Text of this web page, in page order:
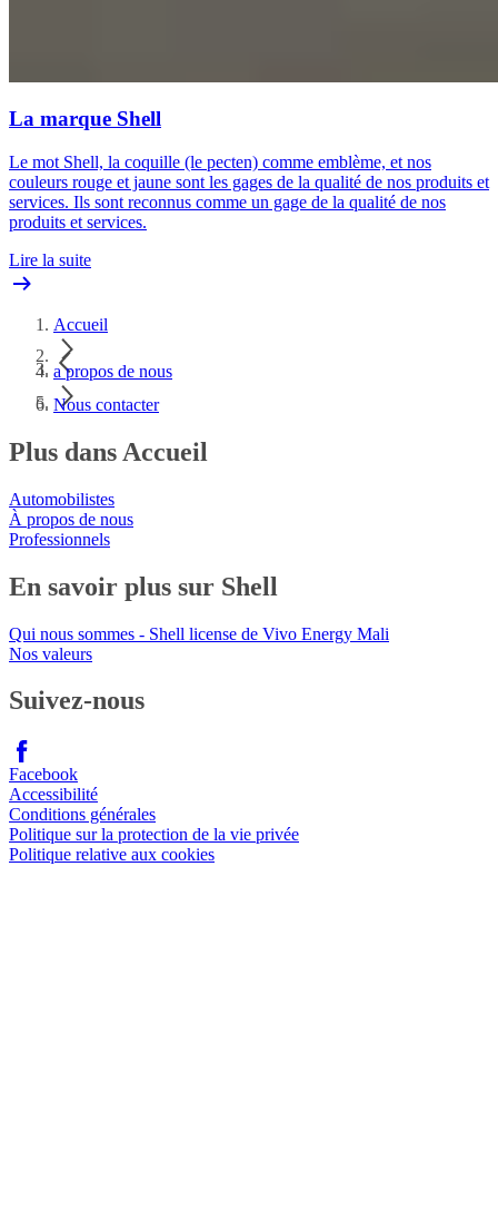
La marque Shell
Le mot Shell, la coquille (le pecten) comme emblème, et nos
couleurs rouge et jaune sont les gages de la qualité de nos produits et
services. Ils sont reconnus comme un gage de la qualité de nos
produits et services.
Lire la suite
Accueil
a propos de nous
Nous contacter
Plus dans Accueil
Automobilistes
À propos de nous
Professionnels
En savoir plus sur Shell
Qui nous sommes - Shell license de Vivo Energy Mali
Nos valeurs
Suivez-nous
Facebook
Accessibilité
Conditions générales
Politique sur la protection de la vie privée
Politique relative aux cookies